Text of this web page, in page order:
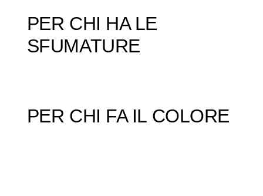
PER CHI HA LE
SFUMATURE
PER CHI FA IL COLORE